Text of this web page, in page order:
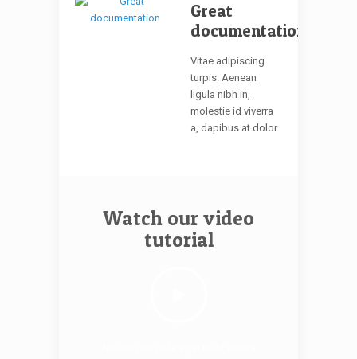
Great
documentation
Vitae adipiscing
turpis. Aenean
ligula nibh in,
molestie id viverra
a, dapibus at dolor.
Watch our video
tutorial